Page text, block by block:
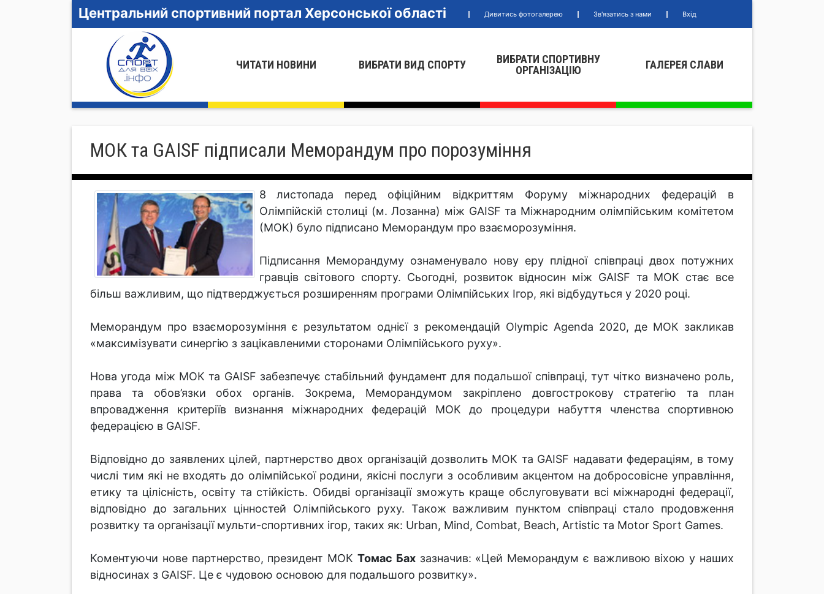
Центральний спортивний портал Херсонської області Дивитись фотогалерею Зв'язатись з нами Вхід
ЧИТАТИ НОВИНИ ВИБРАТИ ВИД СПОРТУ
ВИБРАТИ СПОРТИВНУ
ОРГАНIЗАЦIЮ
ГАЛЕРЕЯ СЛАВИ
МОК та GAISF підписали Меморандум про порозуміння
8 листопада перед офіційним відкриттям Форуму міжнародних федерацій в
Олімпійскій столиці (м. Лозанна) між GAISF та Міжнародним олімпійським комітетом
(МОК) було підписано Меморандум про взаєморозуміння.
Підписання Меморандуму ознаменувало нову еру плідної співпраці двох потужних
гравців світового спорту. Сьогодні, розвиток відносин між GAISF та МОК стає все
більш важливим, що підтверджується розширенням програми Олімпійських Ігор, які відбудуться у 2020 році.
Меморандум про взаєморозуміння є результатом однієї з рекомендацій Olympic Agenda 2020, де МОК закликав
«максимізувати синергію з зацікавленими сторонами Олімпійського руху».
Нова угода між МОК та GAISF забезпечує стабільний фундамент для подальшої співпраці, тут чітко визначено роль,
права та обов’язки обох органів. Зокрема, Меморандумом закріплено довгострокову стратегію та план
впровадження критеріїв визнання міжнародних федерацій МОК до процедури набуття членства спортивною
федерацією в GAISF.
Відповідно до заявлених цілей, партнерство двох організацій дозволить МОК та GAISF надавати федераціям, в тому
числі тим які не входять до олімпійської родини, якісні послуги з особливим акцентом на добросовісне управління,
етику та цілісність, освіту та стійкість. Обидві організації зможуть краще обслуговувати всі міжнародні федерації,
відповідно до загальних цінностей Олімпійського руху. Також важливим пунктом співпраці стало продовження
розвитку та організації мульти-спортивних ігор, таких як: Urban, Mind, Combat, Beach, Artistic та Motor Sport Games.
Коментуючи нове партнерство, президент МОК Томас Бахзазначив: «Цей Меморандум є важливою віхою у наших
відносинах з GAISF. Це є чудовою основою для подальшого розвитку».